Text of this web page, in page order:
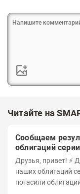
Читайте на
Сообщаем
облигаций
Друзья, привет! ⚡️ Делимся итогами оферты по выпуску
наших облигаций
погасили